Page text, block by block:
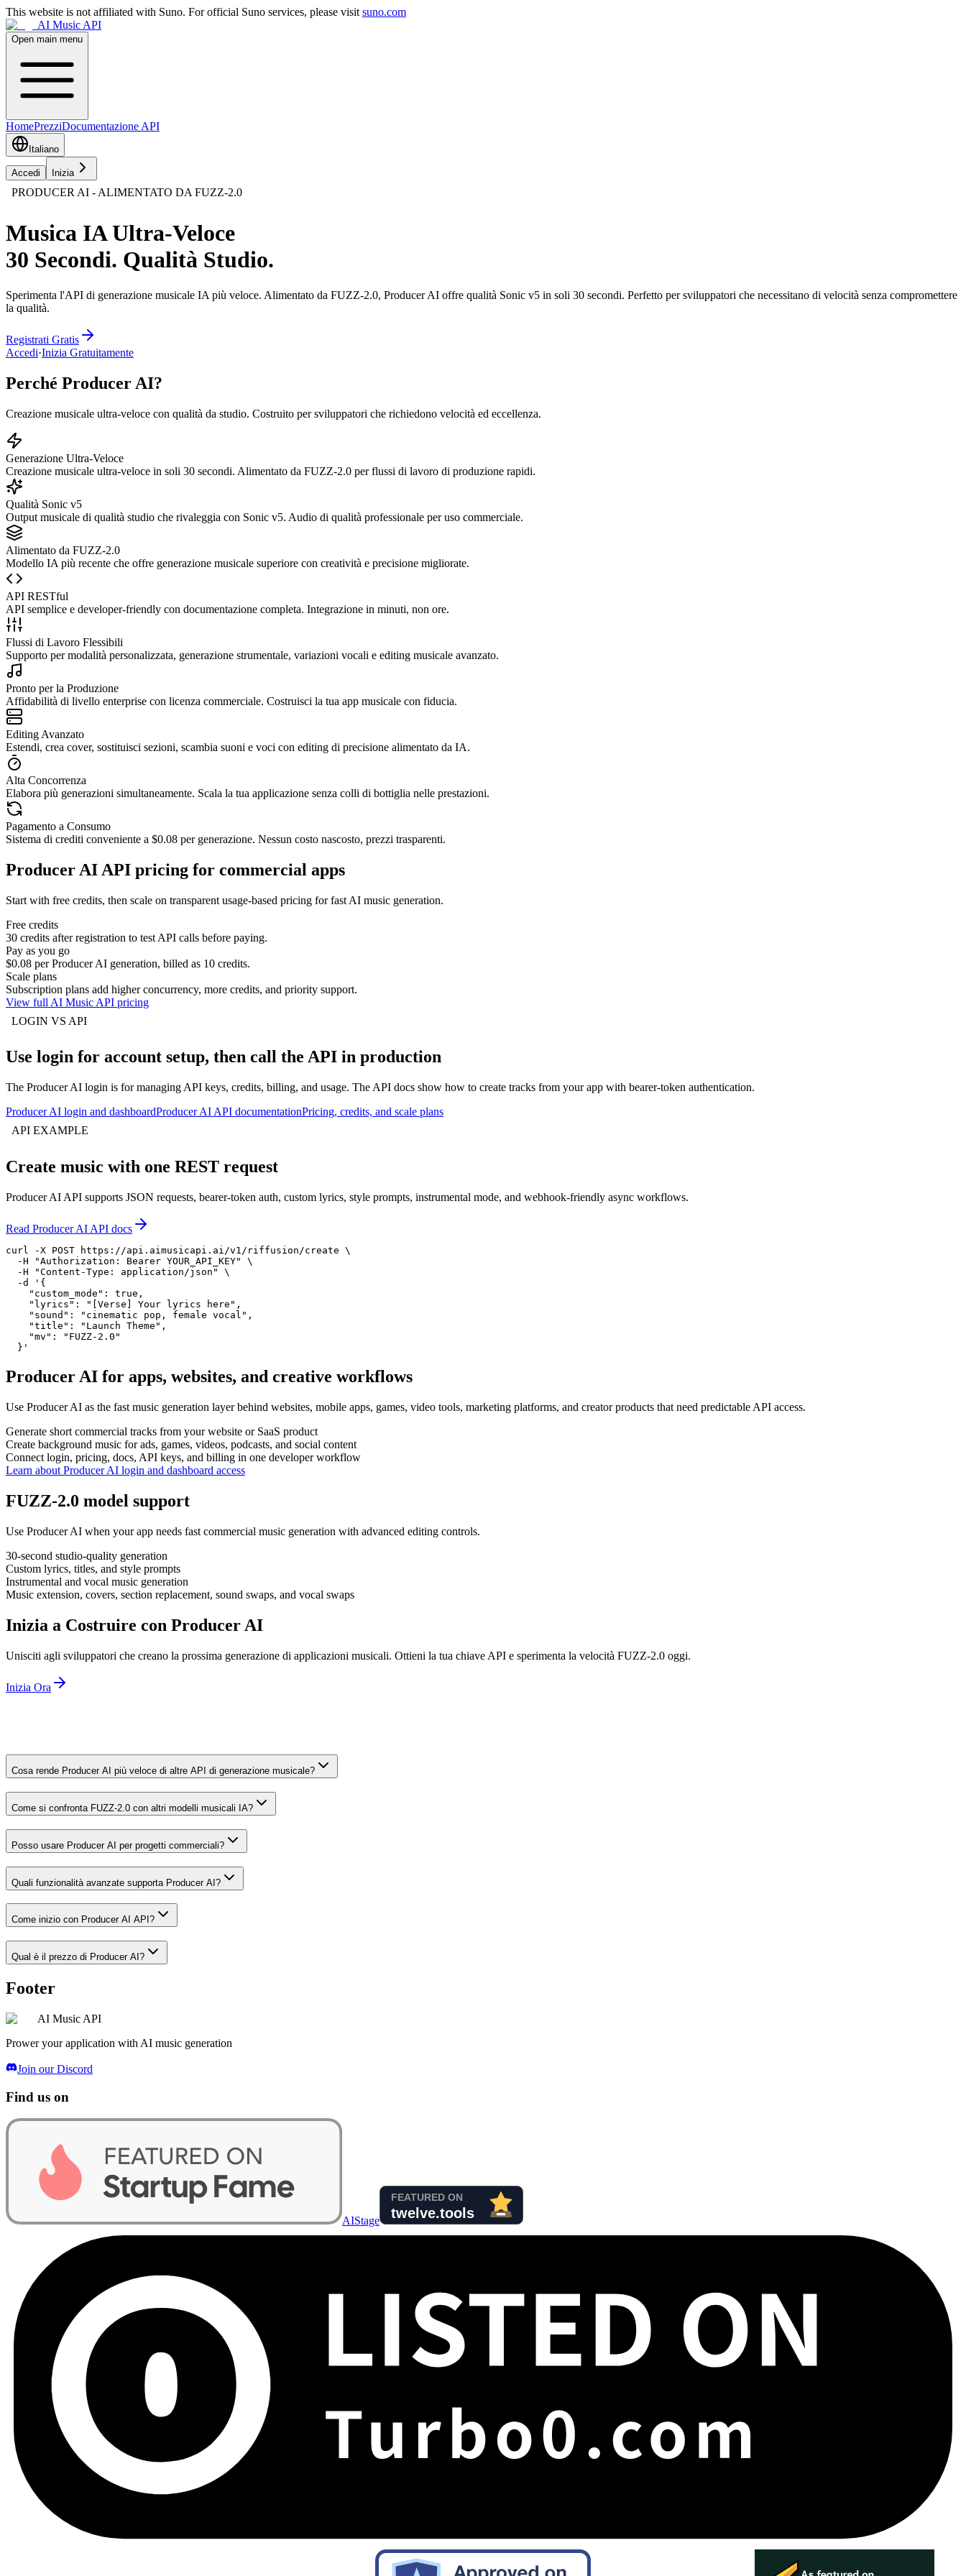
This website is not affiliated with Suno. For official Suno services, please visit suno.com
AI Music API
Open main menu
HomePrezziDocumentazione API
Italiano
Accedi Inizia
PRODUCER AI - ALIMENTATO DA FUZZ-2.0
Musica IA Ultra-Veloce
30 Secondi. Qualità Studio.
Sperimenta l'API di generazione musicale IA più veloce. Alimentato da FUZZ-2.0, Producer AI offre qualità Sonic v5 in soli 30 secondi. Perfetto per sviluppatori che necessitano di velocità senza compromettere
la qualità.
Registrati Gratis
Accedi·Inizia Gratuitamente
Perché Producer AI?
Creazione musicale ultra-veloce con qualità da studio. Costruito per sviluppatori che richiedono velocità ed eccellenza.
Generazione Ultra-Veloce
Creazione musicale ultra-veloce in soli 30 secondi. Alimentato da FUZZ-2.0 per flussi di lavoro di produzione rapidi.
Qualità Sonic v5
Output musicale di qualità studio che rivaleggia con Sonic v5. Audio di qualità professionale per uso commerciale.
Alimentato da FUZZ-2.0
Modello IA più recente che offre generazione musicale superiore con creatività e precisione migliorate.
API RESTful
API semplice e developer-friendly con documentazione completa. Integrazione in minuti, non ore.
Flussi di Lavoro Flessibili
Supporto per modalità personalizzata, generazione strumentale, variazioni vocali e editing musicale avanzato.
Pronto per la Produzione
Affidabilità di livello enterprise con licenza commerciale. Costruisci la tua app musicale con fiducia.
Editing Avanzato
Estendi, crea cover, sostituisci sezioni, scambia suoni e voci con editing di precisione alimentato da IA.
Alta Concorrenza
Elabora più generazioni simultaneamente. Scala la tua applicazione senza colli di bottiglia nelle prestazioni.
Pagamento a Consumo
Sistema di crediti conveniente a $0.08 per generazione. Nessun costo nascosto, prezzi trasparenti.
Producer AI API pricing for commercial apps
Start with free credits, then scale on transparent usage-based pricing for fast AI music generation.
Free credits
30 credits after registration to test API calls before paying.
Pay as you go
$0.08 per Producer AI generation, billed as 10 credits.
Scale plans
Subscription plans add higher concurrency, more credits, and priority support.
View full AI Music API pricing
LOGIN VS API
Use login for account setup, then call the API in production
The Producer AI login is for managing API keys, credits, billing, and usage. The API docs show how to create tracks from your app with bearer-token authentication.
Producer AI login and dashboardProducer AI API documentationPricing, credits, and scale plans
API EXAMPLE
Create music with one REST request
Producer AI API supports JSON requests, bearer-token auth, custom lyrics, style prompts, instrumental mode, and webhook-friendly async workflows.
Read Producer AI API docs
curl -X POST https://api.aimusicapi.ai/v1/riffusion/create \
  -H "Authorization: Bearer YOUR_API_KEY" \
  -H "Content-Type: application/json" \
  -d '{
    "custom_mode": true,
    "lyrics": "[Verse] Your lyrics here",
    "sound": "cinematic pop, female vocal",
    "title": "Launch Theme",
    "mv": "FUZZ-2.0"
  }'
Producer AI for apps, websites, and creative workflows
Use Producer AI as the fast music generation layer behind websites, mobile apps, games, video tools, marketing platforms, and creator products that need predictable API access.
Generate short commercial tracks from your website or SaaS product
Create background music for ads, games, videos, podcasts, and social content
Connect login, pricing, docs, API keys, and billing in one developer workflow
Learn about Producer AI login and dashboard access
FUZZ-2.0 model support
Use Producer AI when your app needs fast commercial music generation with advanced editing controls.
30-second studio-quality generation
Custom lyrics, titles, and style prompts
Instrumental and vocal music generation
Music extension, covers, section replacement, sound swaps, and vocal swaps
Inizia a Costruire con Producer AI
Unisciti agli sviluppatori che creano la prossima generazione di applicazioni musicali. Ottieni la tua chiave API e sperimenta la velocità FUZZ-2.0 oggi.
Inizia Ora
Cosa rende Producer AI più veloce di altre API di generazione musicale?
Come si confronta FUZZ-2.0 con altri modelli musicali IA?
Posso usare Producer AI per progetti commerciali?
Quali funzionalità avanzate supporta Producer AI?
Come inizio con Producer AI API?
Qual è il prezzo di Producer AI?
Footer
AI Music API
Prower your application with AI music generation
Join our Discord
Find us on
AIStage